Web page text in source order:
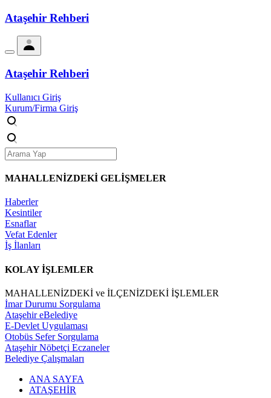
Ataşehir Rehberi
Ataşehir Rehberi
Kullanıcı Giriş
Kurum/Firma Giriş
MAHALLENİZDEKİ GELİŞMELER
Haberler
Kesintiler
Esnaflar
Vefat Edenler
İş İlanları
KOLAY İŞLEMLER
MAHALLENİZDEKİ ve İLÇENİZDEKİ İŞLEMLER
İmar Durumu Sorgulama
Ataşehir eBelediye
E-Devlet Uygulaması
Otobüs Sefer Sorgulama
Ataşehir Nöbetçi Eczaneler
Belediye Çalışmaları
ANA SAYFA
ATAŞEHİR